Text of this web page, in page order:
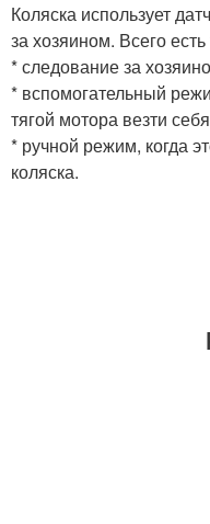
Коляска использует
за хозяином. Всего
* следование за
* вспомогательный
тягой мотора везти
* ручной режим, когда
коляска.